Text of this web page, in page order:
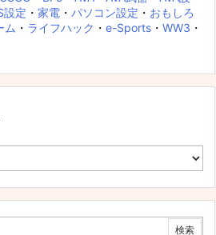
設定 ・ 家電 ・ パソコン設定 ・ おもしろ
ム ・ ライフハック ・ e-Sports ・ WW3 ・